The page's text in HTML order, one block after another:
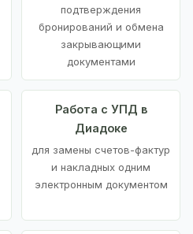
подтверждения
бронирований и обмена
закрывающими
документами
Работа с УПД в
Диадоке
для замены счетов-фактур
и накладных одним
электронным документом